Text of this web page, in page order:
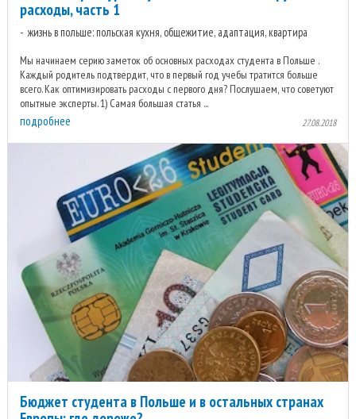
расходы, часть 1
жизнь в польше: польская кухня, общежитие, адаптация, квартира
Мы начинаем серию заметок об основных расходах студента в Польше .
Каждый родитель подтвердит, что в первый год учебы тратится больше
всего. Как оптимизировать расходы с первого дня? Послушаем, что советуют
опытные эксперты. 1) Самая большая статья ...
подробнее 27.08.2018
Бюджет студента в Польше и в остальных странах